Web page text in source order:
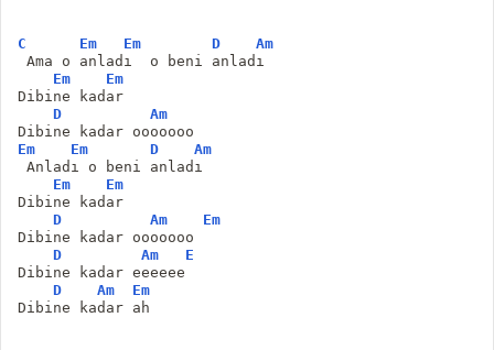
C Em Em D
Am
Ama o anladı  o beni anladı
Em
Em
Dibine kadar
D
Am
Dibine kadar ooooooo
Em
Em D
Am
Anladı o beni anladı
Em
Em
Dibine kadar
D
Am
Em
Dibine kadar ooooooo
D
Am
E
Dibine kadar eeeeee
D
Am
Em
Dibine kadar ah